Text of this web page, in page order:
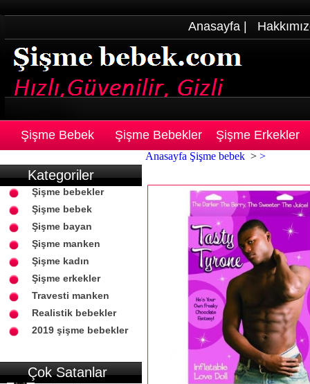
Anasayfa
Şişme Bebek Şişme Bebekler Şişme Erkekler
Kategoriler
Şişme bebekler
Şişme bebek
Şişme bayan
Şişme manken
Şişme kadın
Şişme erkekler
Travesti manken
Realistik bebekler
2019 şişme bebekler
Çok Satanlar
Anasayfa Şişme bebek > >